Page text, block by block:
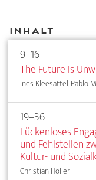
Inhalt
9–16
The Future Is
Ines Kleesattel, Pablo
19–36
Lückenloses
und Fehlstellen
Kultur- und
Christian Höller